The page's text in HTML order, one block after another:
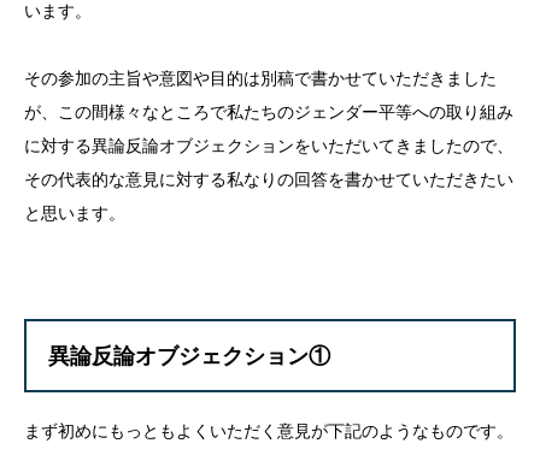
います。
その参加の主旨や意図や目的は別稿で書かせていただきました
が、この間様々なところで私たちのジェンダー平等への取り組み
に対する異論反論オブジェクションをいただいてきましたので、
その代表的な意見に対する私なりの回答を書かせていただきたい
と思います。
異論反論オブジェクション①
まず初めにもっともよくいただく意見が下記のようなものです。